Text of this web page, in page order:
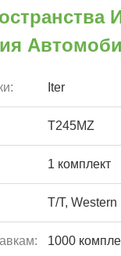
Iter
T245MZ
1 комплект
T/T, Western
1000